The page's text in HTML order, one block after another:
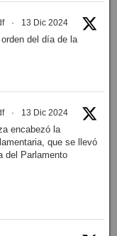
· 13 Dic 2024
del día de la
· 13 Dic 2024
encabezó la
que se llevó
del Parlamento